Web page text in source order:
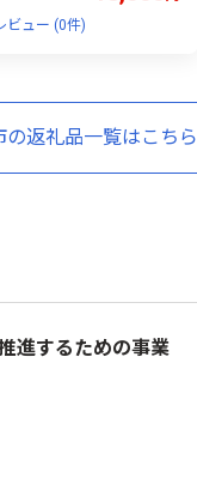
パイン フルーツ 南国
チギフト 産地直送 国
縄 名護市
ビュー (0件)
の返礼品一覧はこちら
進するための事業